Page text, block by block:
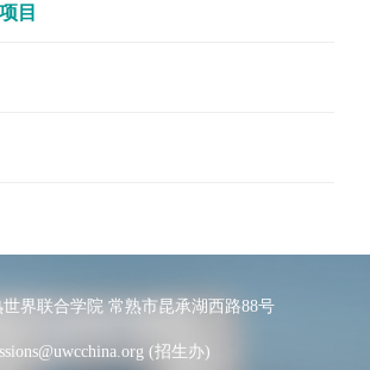
目
界联合学院 常熟市昆承湖西路88号
(招生办)